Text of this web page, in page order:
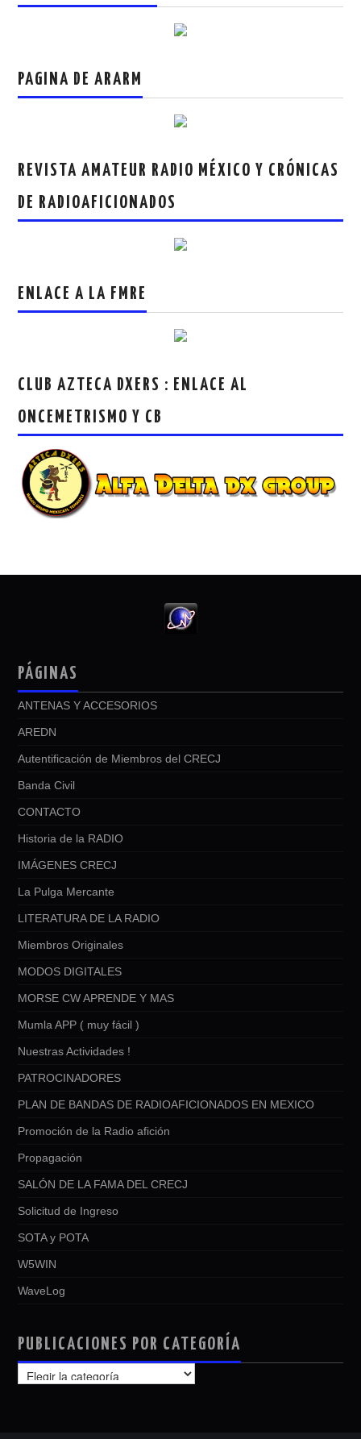
PAGINA DE ARARM
REVISTA AMATEUR RADIO MÉXICO Y CRÓNICAS
DE RADIOAFICIONADOS
ENLACE A LA FMRE
CLUB AZTECA DXERS : ENLACE AL
ONCEMETRISMO Y CB
PÁGINAS
ANTENAS Y ACCESORIOS
AREDN
Autentificación de Miembros del CRECJ
Banda Civil
CONTACTO
Historia de la RADIO
IMÁGENES CRECJ
La Pulga Mercante
LITERATURA DE LA RADIO
Miembros Originales
MODOS DIGITALES
MORSE CW APRENDE Y MAS
Mumla APP ( muy fácil )
Nuestras Actividades !
PATROCINADORES
PLAN DE BANDAS DE RADIOAFICIONADOS EN MEXICO
Promoción de la Radio afición
Propagación
SALÓN DE LA FAMA DEL CRECJ
Solicitud de Ingreso
SOTA y POTA
W5WIN
WaveLog
PUBLICACIONES POR CATEGORÍA
PUBLICACIONES
POR